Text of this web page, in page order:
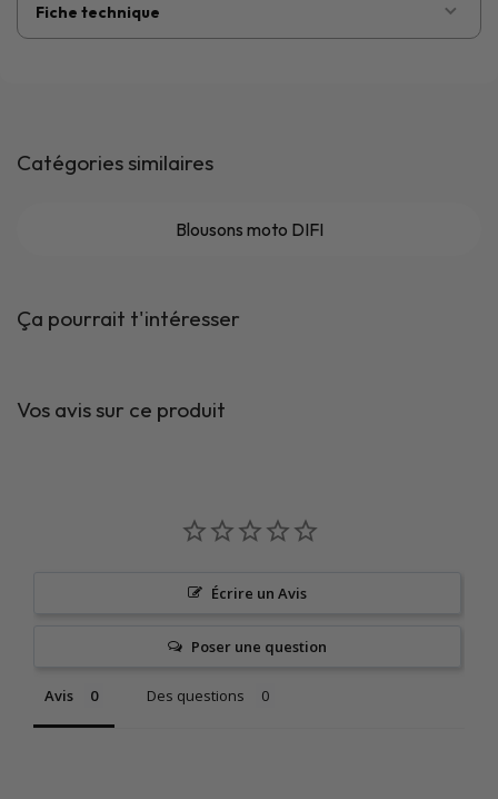
Fiche technique
Catégories similaires
Blousons moto DIFI
Ça pourrait t'intéresser
Vos avis sur ce produit
Écrire un Avis
Poser une question
Avis Des questions